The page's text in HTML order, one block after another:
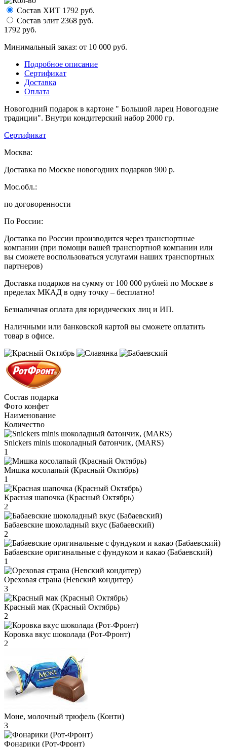
Состав ХИТ 1792 руб.
Состав элит 2368 руб.
1792 руб.
Минимальный заказ: от 10 000 руб.
Подробное описание
Сертификат
Доставка
Оплата
Новогодний подарок в картоне " Большой ларец Новогодние
традиции". Внутри кондитерский набор 2000 гр.
Сертификат
Москва:
Доставка по Москве новогодних подарков 900 р.
Мос.обл.:
по договоренности
По России:
Доставка по России производится через транспортные
компании (при помощи вашей транспортной компании или
вы сможете воспользоваться услугами наших транспортных
партнеров)
Доставка подарков на сумму от 100 000 рублей по Москве в
пределах МКАД в одну точку – бесплатно!
Безналичная оплата для юридических лиц и ИП.
Наличными или банковской картой вы сможете оплатить
товар в офисе.
Состав подарка
Фото конфет
Наименование
Количество
Snickers minis шоколадный батончик, (MARS)
1
Мишка косолапый (Красный Октябрь)
1
Красная шапочка (Красный Октябрь)
2
Бабаевские шоколадный вкус (Бабаевский)
2
Бабаевские оригинальные с фундуком и какао (Бабаевский)
1
Ореховая страна (Невский кондитер)
3
Красный мак (Красный Октябрь)
2
Коровка вкус шоколада (Рот-Фронт)
2
Моне, молочный трюфель (Конти)
3
Фонарики (Рот-Фронт)